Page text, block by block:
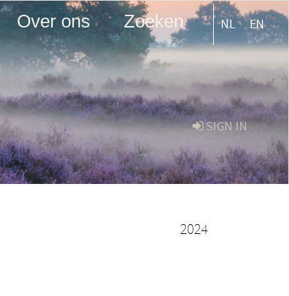
Over ons Zoeken NL EN
SIGN IN
2024